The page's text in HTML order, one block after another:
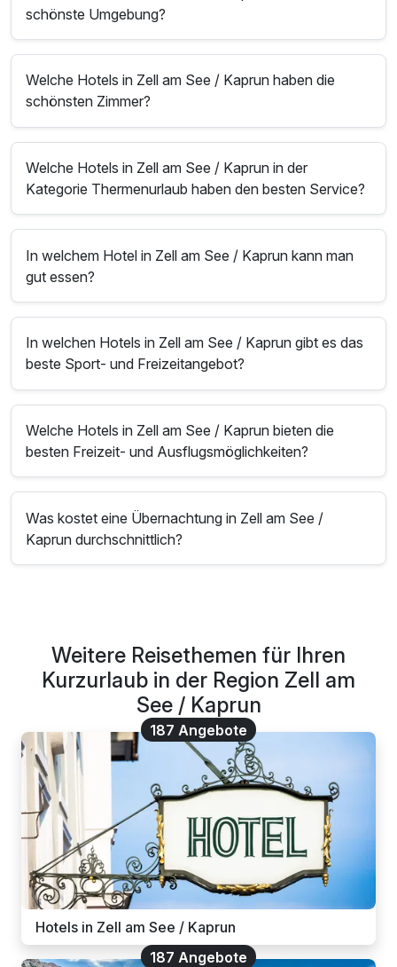
schönste Umgebung?
Welche Hotels in Zell am See / Kaprun haben die
schönsten Zimmer?
Welche Hotels in Zell am See / Kaprun in der
Kategorie Thermenurlaub haben den besten Service?
In welchem Hotel in Zell am See / Kaprun kann man
gut essen?
In welchen Hotels in Zell am See / Kaprun gibt es das
beste Sport- und Freizeitangebot?
Welche Hotels in Zell am See / Kaprun bieten die
besten Freizeit- und Ausflugsmöglichkeiten?
Was kostet eine Übernachtung in Zell am See /
Kaprun durchschnittlich?
Weitere Reisethemen für Ihren
Kurzurlaub in der Region Zell am
See / Kaprun
187 Angebote
Hotels in Zell am See / Kaprun
187 Angebote